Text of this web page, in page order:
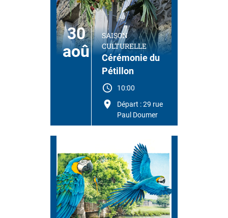
30
aoû
SAISON
CULTURELLE
Cérémonie du
Pétillon
10:00
Départ : 29 rue
Paul Doumer